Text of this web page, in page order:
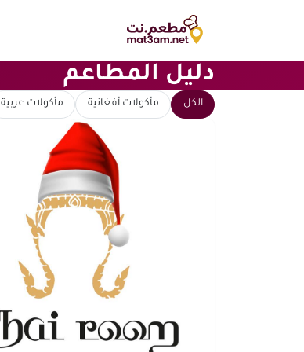
دليل المطاعم
ابحث عن مطعم
الكل مأكولات أفغانية مأكولات عربية
ترتيب حسب